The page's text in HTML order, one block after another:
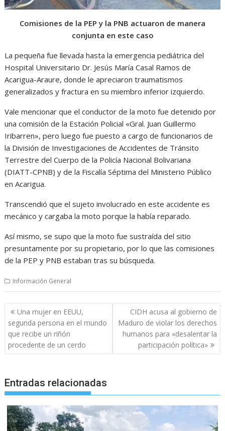
Comisiones de la PEP y la PNB actuaron de manera
conjunta en este caso
La pequeña fue llevada hasta la emergencia pediátrica del
Hospital Universitario Dr. Jesús María Casal Ramos de
Acarigua-Araure, donde le apreciaron traumatismos
generalizados y fractura en su miembro inferior izquierdo.
Vale mencionar que el conductor de la moto fue detenido por
una comisión de la Estación Policial «Gral. Juan Guillermo
Iribarren», pero luego fue puesto a cargo de funcionarios de
la División de Investigaciones de Accidentes de Tránsito
Terrestre del Cuerpo de la Policía Nacional Bolivariana
(DIATT-CPNB) y de la Fiscalía Séptima del Ministerio Público
en Acarigua.
Transcendió que el sujeto involucrado en este accidente es
mecánico y cargaba la moto porque la había reparado.
Así mismo, se supo que la moto fue sustraída del sitio
presuntamente por su propietario, por lo que las comisiones
de la PEP y PNB estaban tras su búsqueda.
Información General
Navegación
de
entradas
Una mujer en EEUU,
segunda persona en el mundo
que recibe un riñón
procedente de un cerdo
CIDH acusa al gobierno de
Maduro de violar los derechos
humanos para «desalentar la
participación política»
Entradas relacionadas